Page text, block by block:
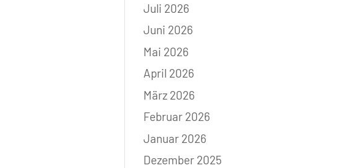
Juli 2026
Juni 2026
Mai 2026
April 2026
März 2026
Februar 2026
Januar 2026
Dezember 2025